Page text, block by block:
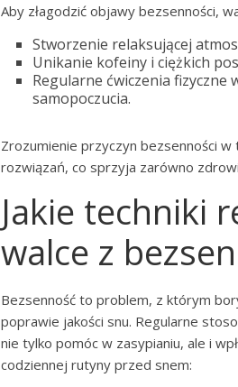
Aby złagodzić objawy bezsenności,
Stworzenie relaksującej
Unikanie kofeiny i ciężkich
Regularne ćwiczenia
samopoczucia.
Zrozumienie przyczyn bezsenności
rozwiązań, co sprzyja zarówno
Jakie techniki
walce z
Bezsenność to problem, z którym
poprawie jakości snu. Regularne
nie tylko pomóc w zasypianiu, ale i
codziennej rutyny przed snem: